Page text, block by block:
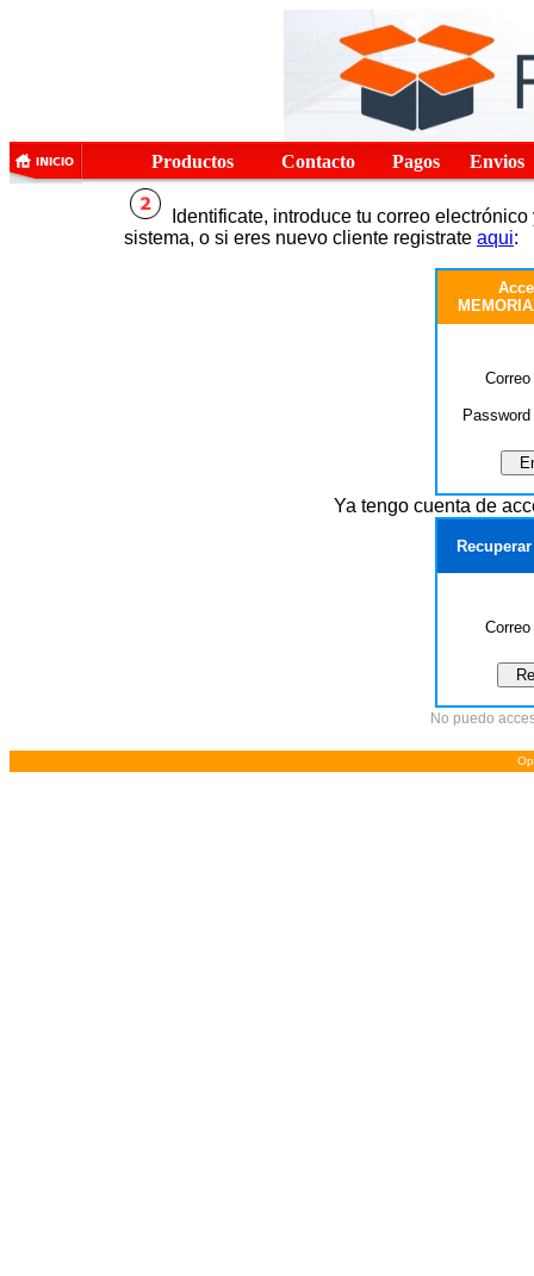
Productos Contacto Pagos Envios
Identificate, introduce tu correo
sistema, o si eres nuevo cliente registrate aqui:
Correo
Password
Ya tengo cuenta de
Correo
No puedo